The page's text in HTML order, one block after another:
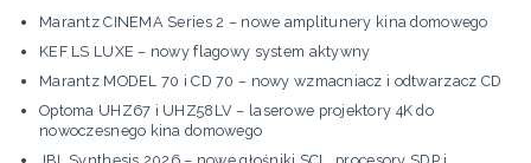
Marantz CINEMA Series 2 – nowe amplitunery kina domowego
KEF LS LUXE – nowy flagowy system aktywny
Marantz MODEL 70 i CD 70 – nowy wzmacniacz i odtwarzacz CD
Optoma UHZ67 i UHZ58LV – laserowe projektory 4K do
nowoczesnego kina domowego